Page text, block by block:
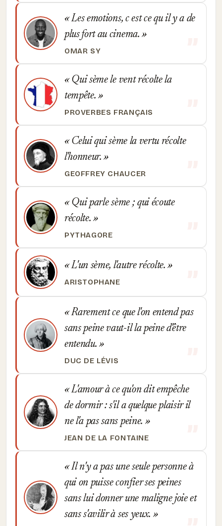
Les emotions, c est ce qu il y a de
plus fort au cinema.
OMAR SY
Qui sème le vent récolte la
tempête.
PROVERBES FRANÇAIS
Celui qui sème la vertu récolte
l'honneur.
GEOFFREY CHAUCER
Qui parle sème ; qui écoute
récolte.
PYTHAGORE
L'un sème, l'autre récolte.
ARISTOPHANE
Rarement ce que l'on entend pas
sans peine vaut-il la peine d'être
entendu.
DUC DE LÉVIS
L'amour à ce qu'on dit empêche
de dormir : s'il a quelque plaisir il
ne l'a pas sans peine.
JEAN DE LA FONTAINE
Il n'y a pas une seule personne à
qui on puisse confier ses peines
sans lui donner une maligne joie et
sans s'avilir à ses yeux.